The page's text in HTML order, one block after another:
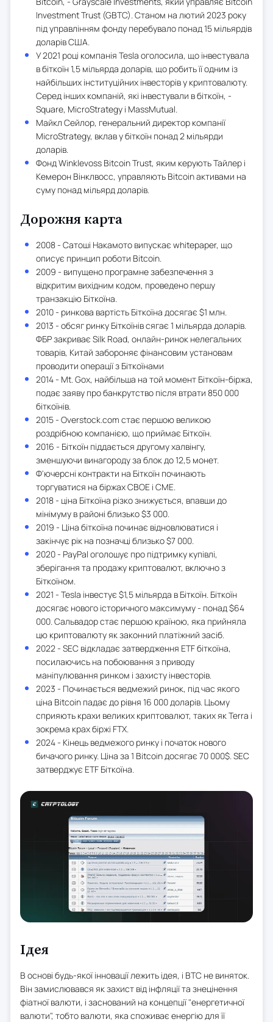
Investment Trust (GBTC). Станом на лютий 2023 року
під управлінням фонду перебувало понад 15 мільярдів
доларів США.
У 2021 році компанія Tesla оголосила, що інвестувала
в біткоїн 1,5 мільярда доларів, що робить її одним із
найбільших інституційних інвесторів у криптовалюту.
Серед інших компаній, які інвестували в біткоїн, -
Square, MicroStrategy і MassMutual.
Майкл Сейлор, генеральний директор компанії
MicroStrategy, вклав у біткоїн понад 2 мільярди
доларів.
Фонд Winklevoss Bitcoin Trust, яким керують Тайлер і
Кемерон Вінклвосс, управляють Bitcoin активами на
суму понад мільярд доларів.
Дорожня карта
2008 - Сатоші Накамото випускає whitepaper, що
описує принцип роботи Bitcoin.
2009 - випущено програмне забезпечення з
відкритим вихідним кодом, проведено першу
транзакцію Біткоїна.
2010 - ринкова вартість Біткоїна досягає $1 млн.
2013 - обсяг ринку Біткоїнів сягає 1 мільярда доларів.
ФБР закриває Silk Road, онлайн-ринок нелегальних
товарів, Китай забороняє фінансовим установам
проводити операції з Біткоїнами
2014 - Mt. Gox, найбільша на той момент Біткоїн-біржа,
подає заяву про банкрутство після втрати 850 000
біткоїнів.
2015 - Overstock.com стає першою великою
роздрібною компанією, що приймає Біткоїн.
2016 - Біткоїн піддається другому халвінгу,
зменшуючи винагороду за блок до 12,5 монет.
Ф'ючерсні контракти на Біткоїн починають
торгуватися на біржах CBOE і CME.
2018 - ціна Біткоїна різко знижується, впавши до
мінімуму в районі близько $3 000.
2019 - Ціна біткоїна починає відновлюватися і
закінчує рік на позначці близько $7 000.
2020 - PayPal оголошує про підтримку купівлі,
зберігання та продажу криптовалют, включно з
Біткоїном.
2021 - Tesla інвестує $1,5 мільярда в Біткоїн. Біткоїн
досягає нового історичного максимуму - понад $64
000. Сальвадор стає першою країною, яка прийняла
цю криптовалюту як законний платіжний засіб.
2022 - SEC відкладає затвердження ETF біткоїна,
посилаючись на побоювання з приводу
маніпулювання ринком і захисту інвесторів.
2023 - Починається ведмежий ринок, під час якого
ціна Bitcoin падає до рівня 16 000 доларів. Цьому
сприяють крахи великих криптовалют, таких як Terra і
зокрема крах біржі FTX.
2024 - Кінець ведмежого ринку і початок нового
бичачого ринку. Ціна за 1 Bitcoin досягає 70 000$. SEC
затверджує ETF Біткоїна.
Ідея
В основі будь-якої інновації лежить ідея, і BTC не виняток.
Він замислювався як захист від інфляції та знецінення
фіатної валюти, і заснований на концепції "енергетичної
валюти", тобто валюти, яка споживає енергію для її